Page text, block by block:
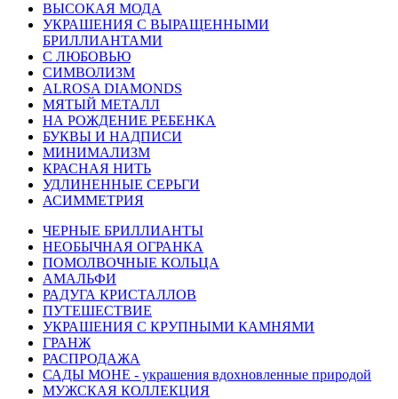
ВЫСОКАЯ МОДА
УКРАШЕНИЯ С ВЫРАЩЕННЫМИ
БРИЛЛИАНТАМИ
С ЛЮБОВЬЮ
СИМВОЛИЗМ
ALROSA DIAMONDS
МЯТЫЙ МЕТАЛЛ
НА РОЖДЕНИЕ РЕБЕНКА
БУКВЫ И НАДПИСИ
МИНИМАЛИЗМ
КРАСНАЯ НИТЬ
УДЛИНЕННЫЕ СЕРЬГИ
АСИММЕТРИЯ
ЧЕРНЫЕ БРИЛЛИАНТЫ
НЕОБЫЧНАЯ ОГРАНКА
ПОМОЛВОЧНЫЕ КОЛЬЦА
АМАЛЬФИ
РАДУГА КРИСТАЛЛОВ
ПУТЕШЕСТВИЕ
УКРАШЕНИЯ С КРУПНЫМИ КАМНЯМИ
ГРАНЖ
РАСПРОДАЖА
САДЫ МОНЕ - украшения вдохновленные природой
МУЖСКАЯ КОЛЛЕКЦИЯ